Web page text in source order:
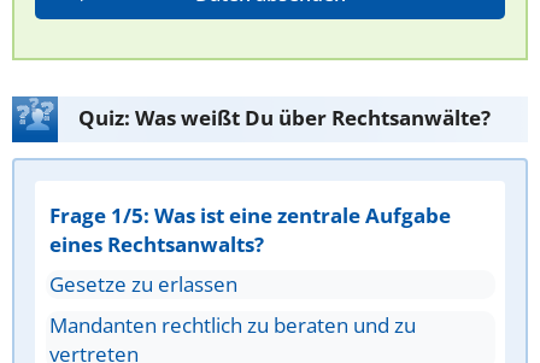
Quiz: Was weißt Du über Rechtsanwälte?
Frage 1/5: Was ist eine zentrale Aufgabe
eines Rechtsanwalts?
Gesetze zu erlassen
Mandanten rechtlich zu beraten und zu
vertreten